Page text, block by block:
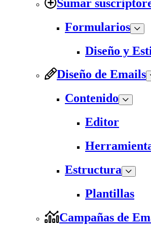
Sumar
Formularios
Diseño y
Diseño de Emails
Contenido
Editor
Estructura
Plantillas
Campañas de